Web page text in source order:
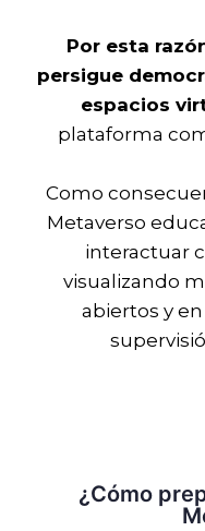
Por esta
persigue
espacios
plataforma
Como
Metaverso
interactuar
visualizando
abiertos y
¿Cómo